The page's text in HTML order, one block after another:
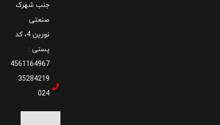
جنب شهرک
صنعتی
نورین 4، کد
پستی :
4561164967
35284219
024